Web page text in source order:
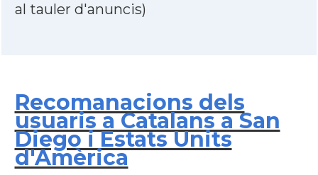
al tauler d'anuncis)
Recomanacions dels
usuaris a Catalans a San
Diego i Estats Units
d'Amèrica